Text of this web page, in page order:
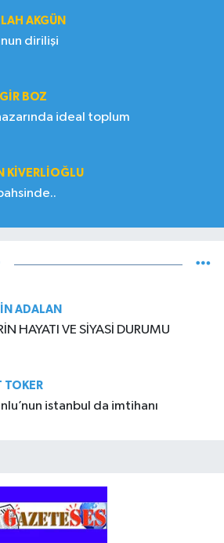
AKGÜN
dirilişi
BOZ
ideal toplum
KIVERLIOĞLU
ADALAN
HAYATI VE SİYASİ DURUMU
TOKER
istanbul da imtihanı